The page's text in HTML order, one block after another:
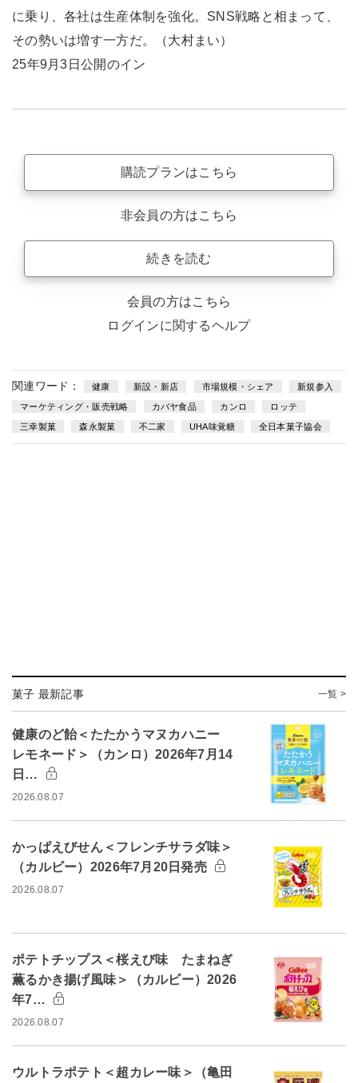
に乗り、各社は生産体制を強化。SNS戦略と相まって、
その勢いは増す一方だ。（大村まい）
25年9月3日公開のイン
購読プランはこちら
非会員の方はこちら
続きを読む
会員の方はこちら
ログインに関するヘルプ
関連ワード： 健康 新設・新店 市場規模・シェア 新規参入
マーケティング・販売戦略 カバヤ食品 カンロ ロッテ
三幸製菓 森永製菓 不二家 UHA味覚糖 全日本菓子協会
菓子 最新記事 一覧 >
健康のど飴＜たたかうマヌカハニー
レモネード＞（カンロ）2026年7月14
日…
2026.08.07
かっぱえびせん＜フレンチサラダ味＞
（カルビー）2026年7月20日発売
2026.08.07
ポテトチップス＜桜えび味 たまねぎ
薫るかき揚げ風味＞（カルビー）2026
年7…
2026.08.07
ウルトラポテト＜超カレー味＞（亀田